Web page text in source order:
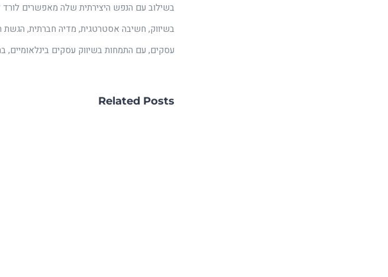
בשילוב עם הנפש היצירתית שלה מאפשרים לורד
בשיווק, חשיבה אסטרטגית, מדיה חברתית, הגשת
עסקים, עם התמחות בשיווק עסקים בינלאומיים,
Related Posts